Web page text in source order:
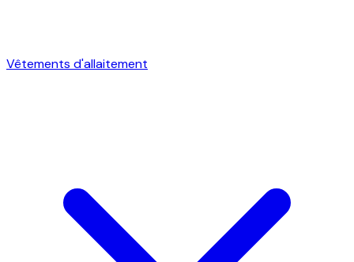
Vêtements d'allaitement